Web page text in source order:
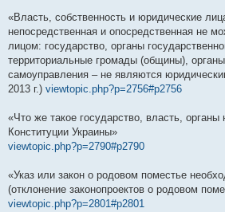
«Власть, собственность и юридические
непосредственная и опосредственная не
лицом: государство, органы
территориальные громады (общины),
самоуправления – не являются
2013 г.) viewtopic.php?p=2756#p2756
«Что же такое государство, власть,
Конституции Украины»
viewtopic.php?p=2790#p2790
«Указ или закон о родовом поместье
(отклонение законопроектов о родовом
viewtopic.php?p=2801#p2801